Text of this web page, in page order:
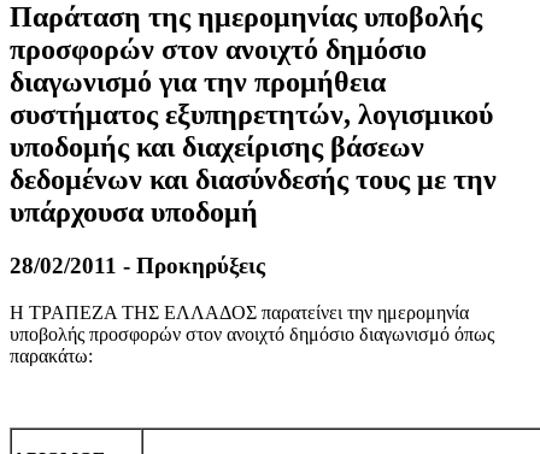
Παράταση της ημερομηνίας υποβολής
προσφορών στον ανοιχτό δημόσιο
διαγωνισμό για την προμήθεια
συστήματος εξυπηρετητών, λογισμικού
υποδομής και διαχείρισης βάσεων
δεδομένων και διασύνδεσής τους με την
υπάρχουσα υποδομή
28/02/2011 - Προκηρύξεις
Η ΤΡΑΠΕΖΑ ΤΗΣ ΕΛΛΑΔΟΣ παρατείνει την ημερομηνία
υποβολής προσφορών στον ανοιχτό δημόσιο διαγωνισμό όπως
παρακάτω: